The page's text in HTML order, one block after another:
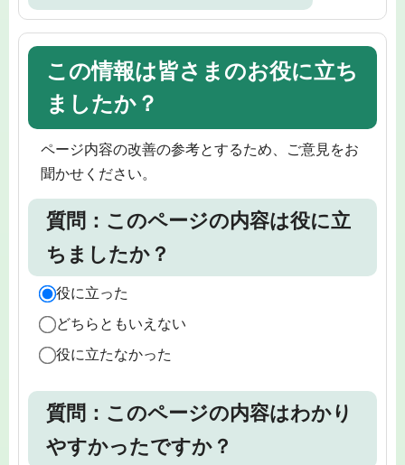
この情報は皆さまのお役に立ち
ましたか？
ページ内容の改善の参考とするため、ご意見をお
聞かせください。
質問：このページの内容は役に立
ちましたか？
役に立った
どちらともいえない
役に立たなかった
質問：このページの内容はわかり
やすかったですか？